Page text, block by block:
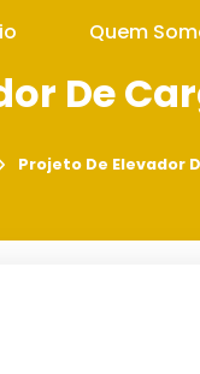
Quem
De
Projeto De Elevador